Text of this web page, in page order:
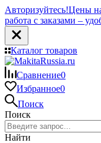
Авторизуйтесь!Цены
работа с заказами –
Каталог товаров
Сравнение0
Избранное0
Поиск
Поиск
Найти